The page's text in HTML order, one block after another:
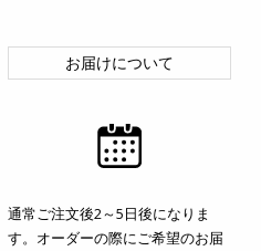
お届けについて
通常ご注文後2～5日後になりま
す。オーダーの際にご希望のお届